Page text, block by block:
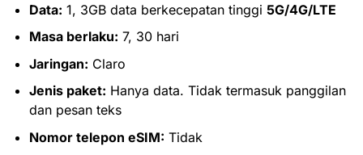
Data: 1, 3GB data berkecepatan tinggi 5G/4G/LTE
Masa berlaku: 7, 30 hari
Jaringan: Claro
Jenis paket: Hanya data. Tidak termasuk panggilan
dan pesan teks
Nomor telepon eSIM: Tidak